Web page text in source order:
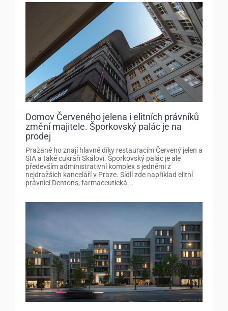
Domov Červeného jelena i elitních právníků
změní majitele. Šporkovský palác je na
prodej
Pražané ho znají hlavně díky restauracím Červený jelen a
SIA a také cukráři Skálovi. Šporkovský palác je ale
především administrativní komplex s jedněmi z
nejdražších kanceláří v Praze. Sídlí zde například elitní
právníci Dentons, farmaceutická...